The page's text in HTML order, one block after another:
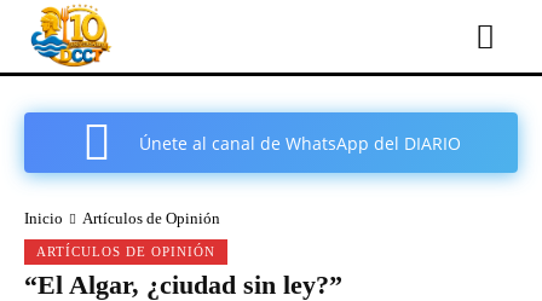
Únete al canal de WhatsApp del DIARIO
Inicio Artículos de Opinión
ARTÍCULOS DE OPINIÓN
“El Algar, ¿ciudad sin ley?”